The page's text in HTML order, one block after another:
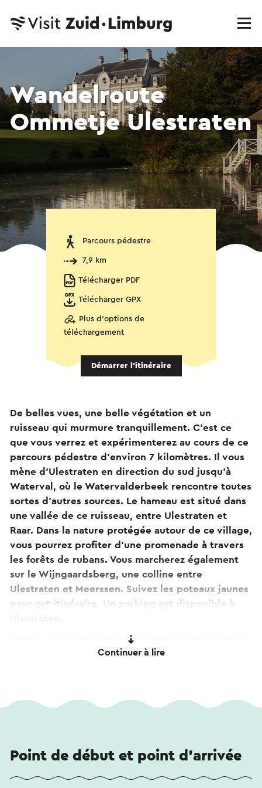
Wandelroute
Ommetje Ulestraten
Parcours pédestre
7,9 km
Télécharger PDF
Télécharger GPX
Plus d'options de
téléchargement
Démarrer l’itinéraire
De belles vues, une belle végétation et un
ruisseau qui murmure tranquillement. C'est ce
que vous verrez et expérimenterez au cours de ce
parcours pédestre d'environ 7 kilomètres. Il vous
mène d'Ulestraten en direction du sud jusqu'à
Waterval, où le Watervalderbeek rencontre toutes
sortes d'autres sources. Le hameau est situé dans
une vallée de ce ruisseau, entre Ulestraten et
Raar. Dans la nature protégée autour de ce village,
vous pourrez profiter d'une promenade à travers
les forêts de rubans. Vous marcherez également
sur le Wijngaardsberg, une colline entre
Ulestraten et Meerssen. Suivez les poteaux jaunes
pour cet itinéraire. Un parking est disponible à
Ce texte a été traduit automatiquement à l'aide d'un service
de traduction en ligne.Continuer à lire
Point de début et point d'arrivée